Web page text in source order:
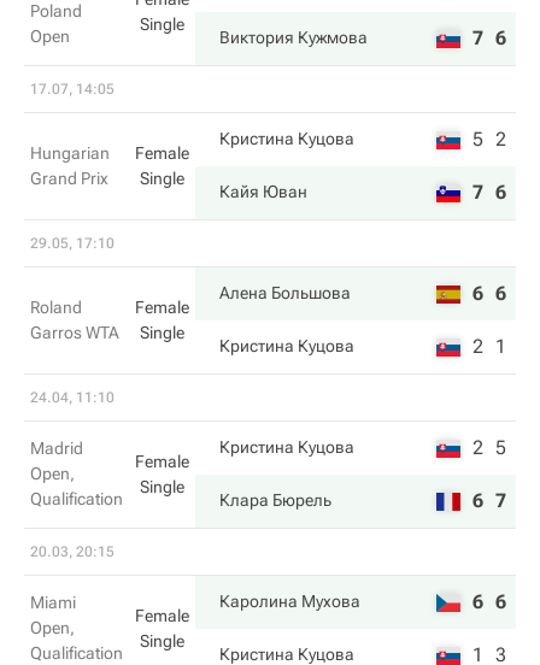
Poland
Open
Single
Виктория Кужмова 7 6
17.07, 14:05
Hungarian
Grand Prix
Female
Single
Кристина Куцова 5 2
Кайя Юван 7 6
29.05, 17:10
Roland
Garros WTA
Female
Single
Алена Большова 6 6
Кристина Куцова 2 1
24.04, 11:10
Madrid
Open,
Qualification
Female
Single
Кристина Куцова 2 5
Клара Бюрель 6 7
20.03, 20:15
Miami
Open,
Qualification
Female
Single
Каролина Мухова 6 6
Кристина Куцова 1 3